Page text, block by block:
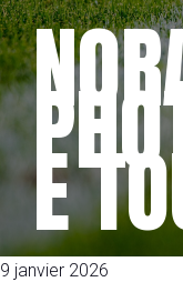
E
9 janvier 2026